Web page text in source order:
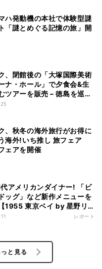
ハ発動機の本社で体験型謎
「謎とめぐる記憶の旅」開
、閉館後の「大塚国際美術
ナ・ホール」で夕食会&生
ツアーを販売 – 徳島を巡る
、秋冬の海外旅行がお得に
海外!いち推し 旅フェア
ェアを開催
アメリカンダイナー! 「ビ
ッグ」など新作メニューを
1955 東京ベイ by 星野リ
ポ】
レポート
と見る